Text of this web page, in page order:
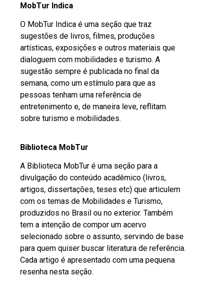
MobTur Indica
O MobTur Indica é uma seção que traz
sugestões de livros, filmes, produções
artísticas, exposições e outros materiais que
dialoguem com mobilidades e turismo. A
sugestão sempre é publicada no final da
semana, como um estímulo para que as
pessoas tenham uma referência de
entretenimento e, de maneira leve, reflitam
sobre turismo e mobilidades.
Biblioteca MobTur
A Biblioteca MobTur é uma seção para a
divulgação do conteúdo acadêmico (livros,
artigos, dissertações, teses etc) que articulem
com os temas de Mobilidades e Turismo,
produzidos no Brasil ou no exterior. Também
tem a intenção de compor um acervo
selecionado sobre o assunto, servindo de base
para quem quiser buscar literatura de referência.
Cada artigo é apresentado com uma pequena
resenha nesta seção.